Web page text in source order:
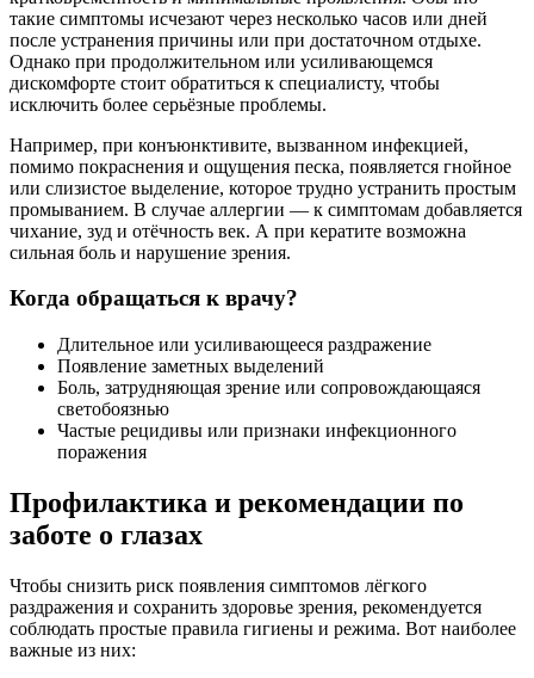
такие симптомы исчезают через несколько часов или дней
после устранения причины или при достаточном отдыхе.
Однако при продолжительном или усиливающемся
дискомфорте стоит обратиться к специалисту, чтобы
исключить более серьёзные проблемы.
Например, при конъюнктивите, вызванном инфекцией,
помимо покраснения и ощущения песка, появляется гнойное
или слизистое выделение, которое трудно устранить простым
промыванием. В случае аллергии — к симптомам добавляется
чихание, зуд и отёчность век. А при кератите возможна
сильная боль и нарушение зрения.
Когда обращаться к врачу?
Длительное или усиливающееся раздражение
Появление заметных выделений
Боль, затрудняющая зрение или сопровождающаяся
светобоязнью
Частые рецидивы или признаки инфекционного
поражения
Профилактика и рекомендации по
заботе о глазах
Чтобы снизить риск появления симптомов лёгкого
раздражения и сохранить здоровье зрения, рекомендуется
соблюдать простые правила гигиены и режима. Вот наиболее
важные из них: